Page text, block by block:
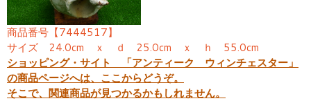
商品番号【7444517】
サイズ 24.0cm ｘ ｄ 25.0cm ｘ ｈ 55.0cm
ショッピング・サイト 「アンティーク ウィンチェスター」
の商品ページへは、ここからどうぞ。
そこで、関連商品が見つかるかもしれません。